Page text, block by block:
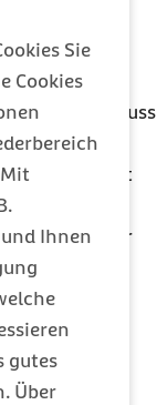
Sie
Cookies
Ihnen
gutes
Über
wenn es
wurde, muss
ist
dieser.
– sowohl für
ein
und
ihre